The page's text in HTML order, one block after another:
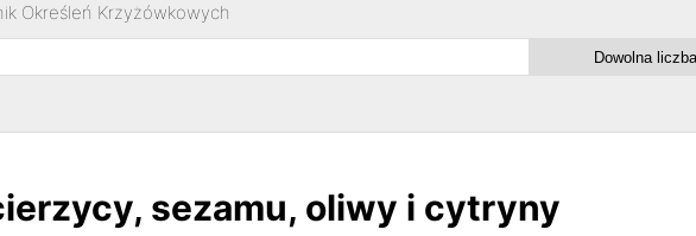
Określeń Krzyżówkowych
sezamu, oliwy i cytryny